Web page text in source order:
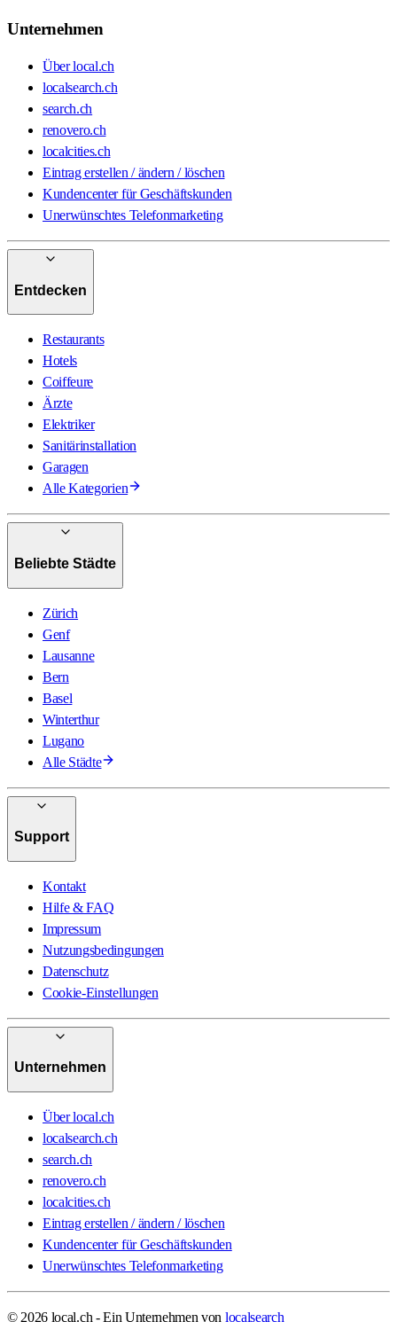
Unternehmen
Über local.ch
localsearch.ch
search.ch
renovero.ch
localcities.ch
Eintrag erstellen / ändern / löschen
Kundencenter für Geschäftskunden
Unerwünschtes Telefonmarketing
Entdecken
Restaurants
Hotels
Coiffeure
Ärzte
Elektriker
Sanitärinstallation
Garagen
Alle Kategorien
Beliebte Städte
Zürich
Genf
Lausanne
Bern
Basel
Winterthur
Lugano
Alle Städte
Support
Kontakt
Hilfe & FAQ
Impressum
Nutzungsbedingungen
Datenschutz
Cookie-Einstellungen
Unternehmen
Über local.ch
localsearch.ch
search.ch
renovero.ch
localcities.ch
Eintrag erstellen / ändern / löschen
Kundencenter für Geschäftskunden
Unerwünschtes Telefonmarketing
© 2026 local.ch - Ein Unternehmen von localsearch